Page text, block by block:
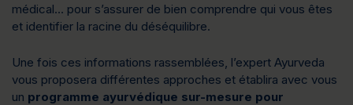
médical… pour s’assurer de bien comprendre qui vous êtes
et identifier la racine du déséquilibre.
Une fois ces informations rassemblées, l’expert Ayurveda
vous proposera différentes approches et établira avec vous
un programme ayurvédique sur-mesure pour